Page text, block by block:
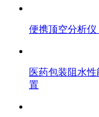
便携顶空分析
医药包装阻水
置